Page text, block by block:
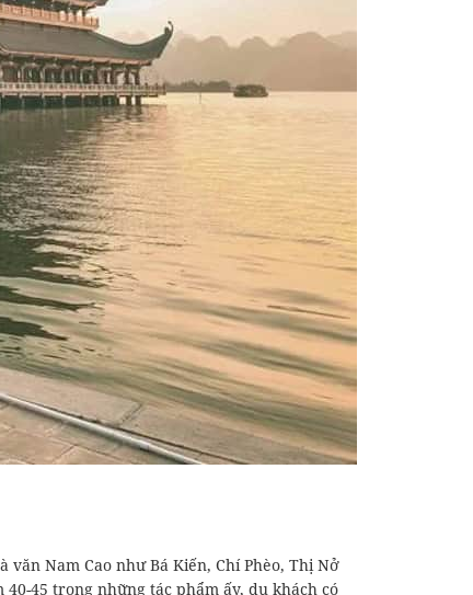
Nam Cao như Bá Kiến, Chí Phèo, Thị Nở
45 trong những tác phẩm ấy, du khách có